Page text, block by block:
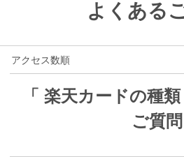
よくある
アクセス数順
「 楽天カードの種
ご質問